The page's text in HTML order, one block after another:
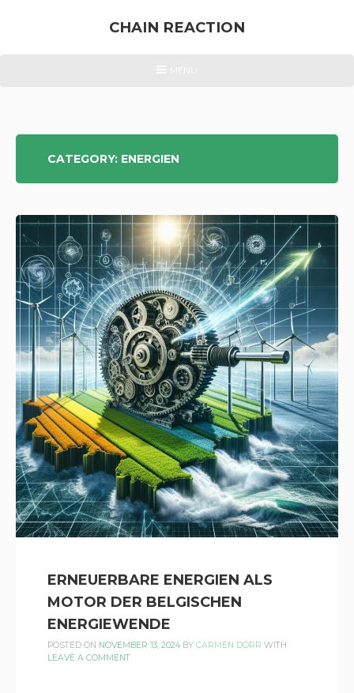
CHAIN REACTION
CATEGORY: ENERGIEN
ERNEUERBARE ENERGIEN ALS
MOTOR DER BELGISCHEN
ENERGIEWENDE
POSTED ON NOVEMBER 13, 2024BY CARMEN DÖRR WITH
LEAVE A COMMENT